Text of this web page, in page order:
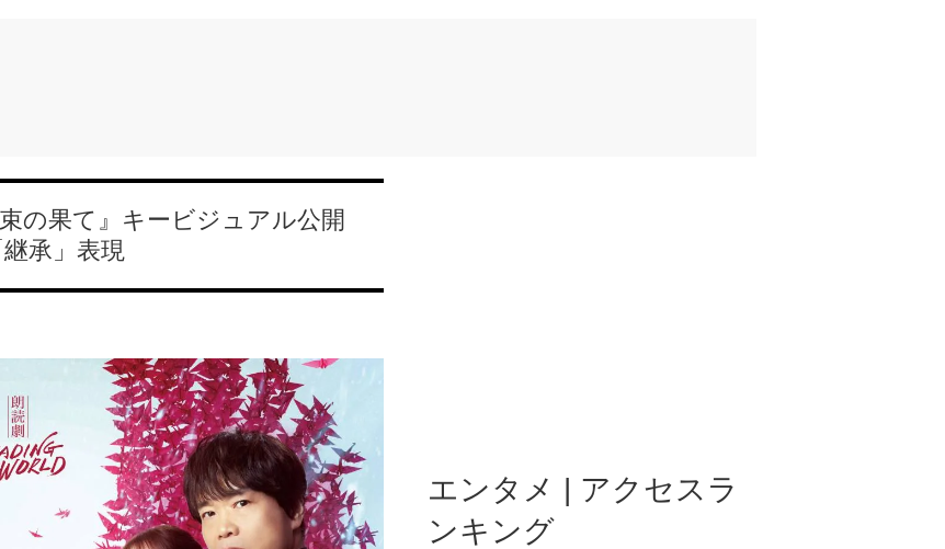
の果て』キービジュアル公開
承」表現
エンタメ | アクセスラ
ンキング